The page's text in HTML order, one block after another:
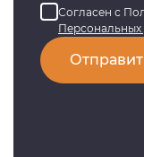
Согласен с
Персональных